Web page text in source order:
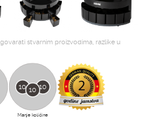
stvarnim proizvodima, razlike u
10 10 10
Manje količine